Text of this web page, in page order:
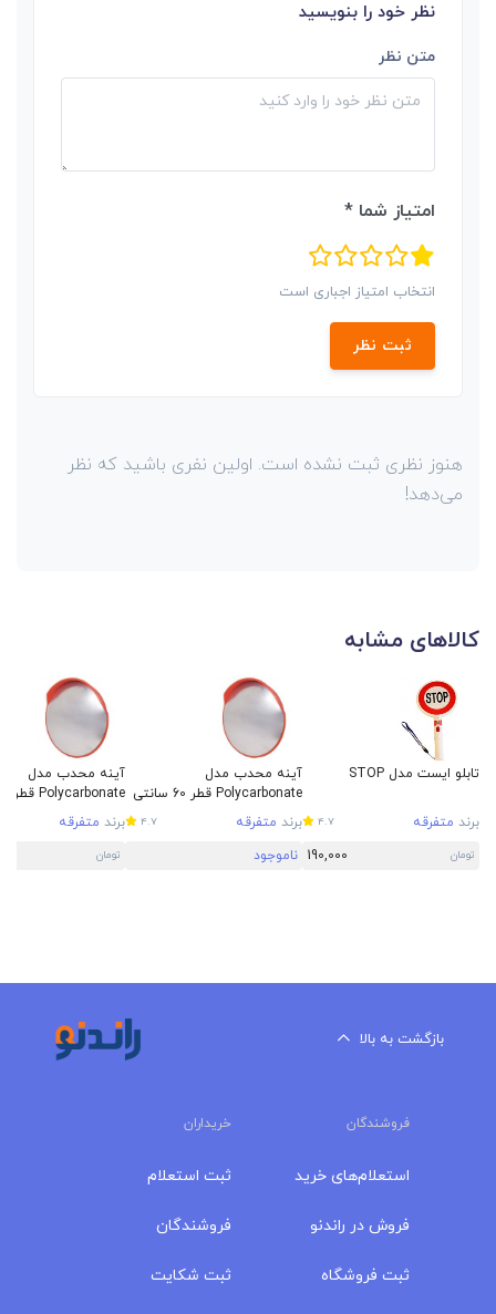
نظر خود را بنویسید
متن نظر
امتیاز شما *
انتخاب امتیاز اجباری است
ثبت نظر
هنوز نظری ثبت نشده است. اولین نفری باشید که نظر
می‌دهد!
کالاهای مشابه
تابلو ایست مدل STOP
برند متفرقه 4.7
تومان 190,000
آینه محدب مدل
Polycarbonate قطر 60 سانتی
متر
برند متفرقه 4.7
ناموجود
آینه محدب مدل
متر
برند متفرقه
تومان
بازگشت به بالا
فروشندگان خریداران
استعلام‌های خرید
فروش در راندنو
ثبت فروشگاه
ثبت استعلام
فروشندگان
ثبت شکایت